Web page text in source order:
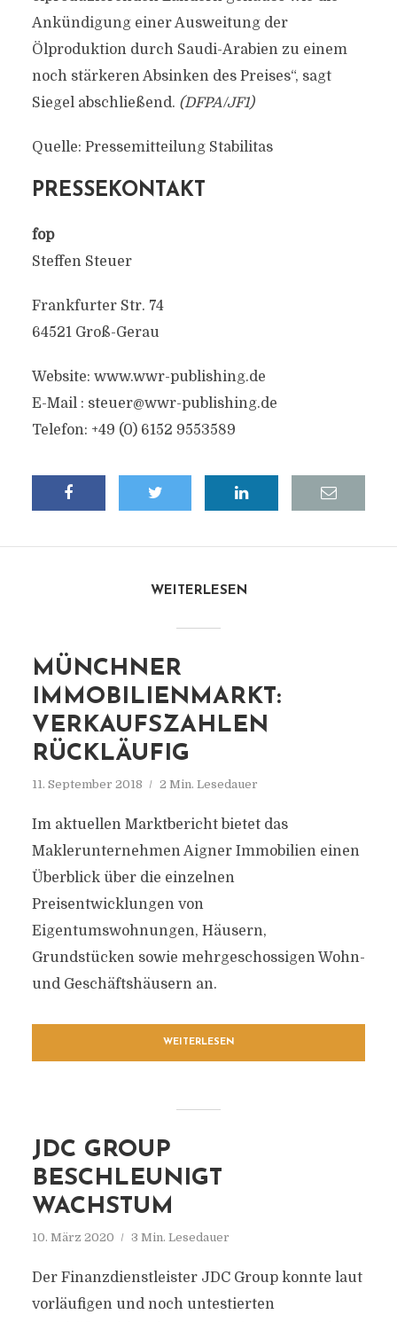
Ankündigung einer Ausweitung der
Ölproduktion durch Saudi-Arabien zu einem
noch stärkeren Absinken des Preises“, sagt
Siegel abschließend. (DFPA/JF1)
Quelle: Pressemitteilung Stabilitas
PRESSEKONTAKT
fop
Steffen Steuer
Frankfurter Str. 74
64521 Groß-Gerau
Website: www.wwr-publishing.de
E-Mail : steuer@wwr-publishing.de
Telefon: +49 (0) 6152 9553589
WEITERLESEN
MÜNCHNER
IMMOBILIENMARKT:
VERKAUFSZAHLEN
RÜCKLÄUFIG
11. September 2018 2 Min. Lesedauer
Im aktuellen Marktbericht bietet das
Maklerunternehmen Aigner Immobilien einen
Überblick über die einzelnen
Preisentwicklungen von
Eigentumswohnungen, Häusern,
Grundstücken sowie mehrgeschossigen Wohn-
und Geschäftshäusern an.
WEITERLESEN
JDC GROUP
BESCHLEUNIGT
WACHSTUM
10. März 2020 3 Min. Lesedauer
Der Finanzdienstleister JDC Group konnte laut
vorläufigen und noch untestierten